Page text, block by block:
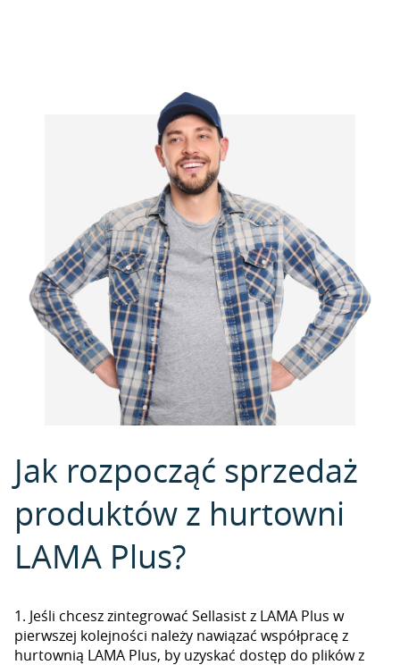
Jak rozpocząć sprzedaż
produktów z hurtowni
LAMA Plus?
1. Jeśli chcesz zintegrować Sellasist z LAMA Plus w
pierwszej kolejności należy nawiązać współpracę z
hurtownią LAMA Plus, by uzyskać dostęp do plików z